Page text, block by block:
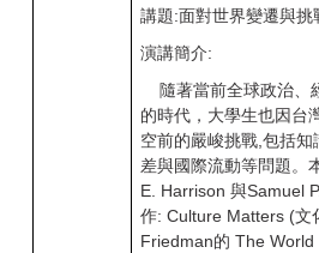
講題:面對世界變遷與挑
演講簡介:
隨著當前全球政治、
的時代，大學生也因台
空前的嚴峻挑戰,包括
差與國際流動等問題。
E. Harrison 與Samuel
作: Culture Matters (文
Friedman的 The World